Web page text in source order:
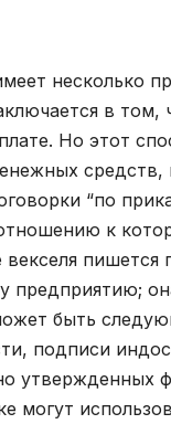
несколько
в том,
Но этот
“по
к
пишется
предприятию;
быть
подписи
утвержденных
могут